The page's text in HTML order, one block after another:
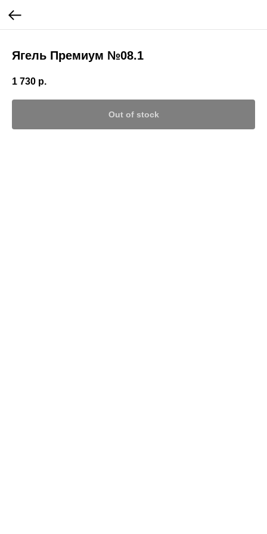
Ягель Премиум №08.1
1 730 р.
Out of stock